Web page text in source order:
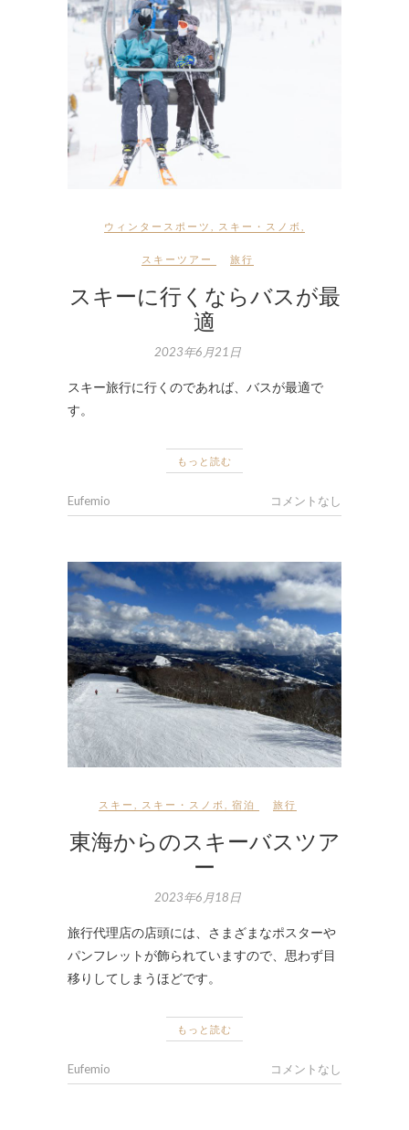
ウィンタースポーツ スキー・スノボ
スキーツアー 旅行
スキーに行くならバスが最
適
2023年6月21日
スキー旅行に行くのであれば、バスが最適で
す。
もっと読む
Eufemio コメントなし
スキー スキー・スノボ 宿泊 旅行
東海からのスキーバスツア
ー
2023年6月18日
旅行代理店の店頭には、さまざまなポスターや
パンフレットが飾られていますので、思わず目
移りしてしまうほどです。
もっと読む
Eufemio コメントなし